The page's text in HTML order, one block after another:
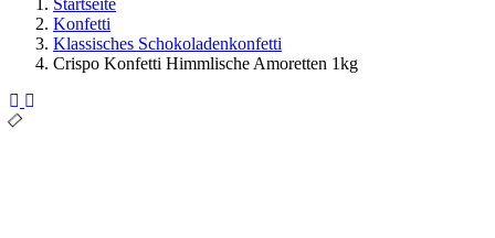
Startseite
Konfetti
Klassisches Schokoladenkonfetti
Crispo Konfetti Himmlische Amoretten 1kg